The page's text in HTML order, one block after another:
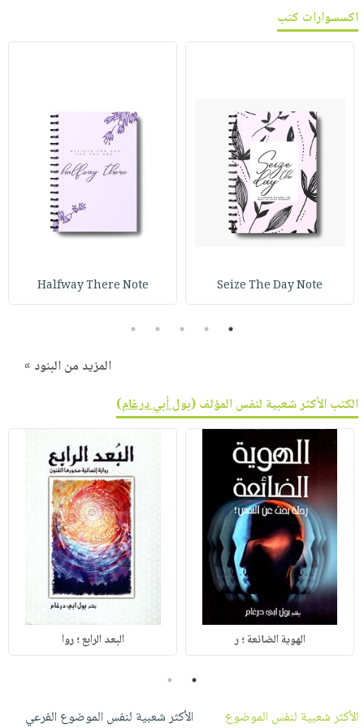
اكسسوارات كتب
Seize The Day Note
Halfway There Note
1
2
3
4
5
المزيد من البنود »
الكتب الأكثر شعبية لنفس المؤلف (بول أبي درغام)
الهوية الضائعة ؛ ر البعد الرابع ؛ روا
1
2
الأكثر شعبية لنفس الموضوع
الأكثر شعبية لنفس الموضوع الفرعي